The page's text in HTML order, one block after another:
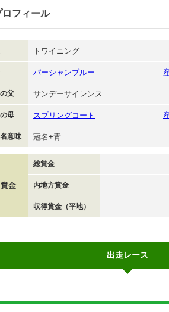
ロフィール
トワイニング
パーシャンブルー
父 サンデーサイレンス
母 スプリングコート
意味 冠名+青
賞金
総賞金
内地方賞金
収得賞金（平地）
出走レース